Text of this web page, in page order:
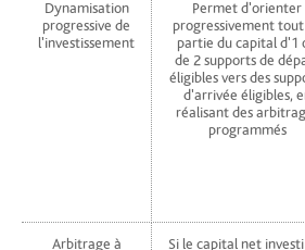
Dynamisation
progressive de
l'investissement
Permet d'orienter
progressivement
partie du capital d'1
de 2 supports de
éligibles vers des
d'arrivée éligibles,
réalisant des
programmés
Arbitrage à
Si le capital net